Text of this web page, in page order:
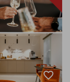
favorite_border